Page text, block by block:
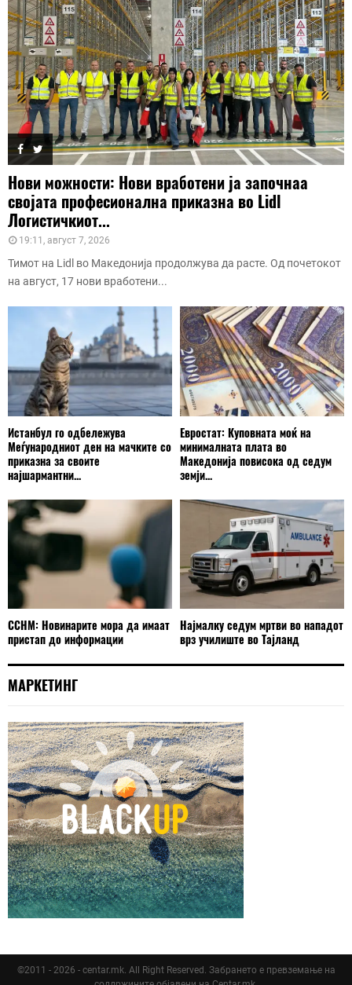
Нови можности: Нови вработени ја започнаа
својата професионална приказна во Lidl
Логистичкиот...
19:11, август 7, 2026
Тимот на Lidl во Македонија продолжува да расте. Од почетокот
на август, 17 нови вработени...
Истанбул го одбележува
Меѓународниот ден на мачките со
приказна за своите
најшармантни...
Евростат: Куповната моќ на
минималната плата во
Македонија повисока од седум
земји...
ССНМ: Новинарите мора да имаат
пристап до информации
Најмалку седум мртви во нападот
врз училиште во Тајланд
МАРКЕТИНГ
©2011 - 2026 - centar.mk. All Right Reserved. Забрането е превземање на